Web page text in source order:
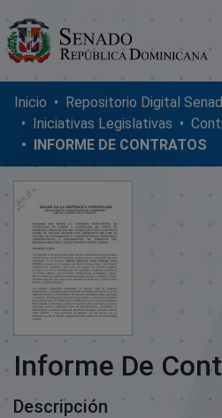
Comunidades
Glosario
Nosotros
Inicio
Iniciativas Legislativas
INFORME DE CONTRATOS
Informe De
Descripción